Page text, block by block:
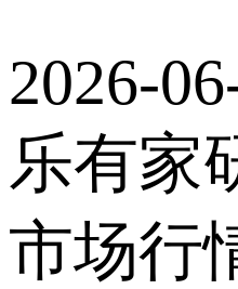
2026-
乐有家
市场行